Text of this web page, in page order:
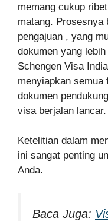
memang cukup
matang. Prosesnya
pengajuan , yang
dokumen yang
Schengen Visa
menyiapkan semua
dokumen
visa berjalan lancar.
Ketelitian dalam
ini sangat penting
Anda.
Baca Juga: